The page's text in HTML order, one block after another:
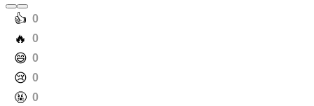
️👍 0
️🔥 0
️😄 0
️😢 0
️🤬 0